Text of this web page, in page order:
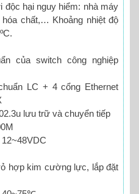
độc hại nguy hiểm: nhà máy
chất,… Khoảng nhiệt độ
của switch công nghiệp
LC + 4 cổng Ethernet
lưu trữ và chuyển tiếp
hợp kim cường lực, lắp đặt